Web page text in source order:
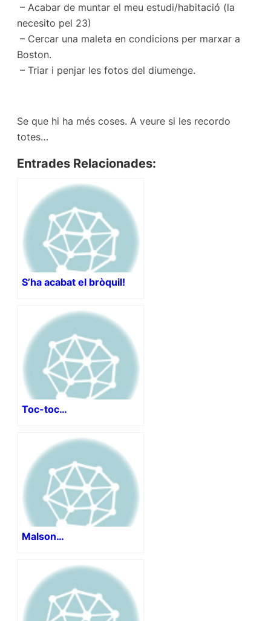
– Acabar de muntar el meu estudi/habitació (la
necesito pel 23)
– Cercar una maleta en condicions per marxar a
Boston.
– Triar i penjar les fotos del diumenge.
Se que hi ha més coses. A veure si les recordo
totes…
Entrades Relacionades:
S’ha acabat el bròquil!
Toc-toc…
Malson…